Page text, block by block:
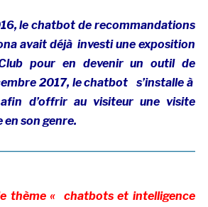
le chatbot de recommandations
avait déjà investi une exposition
pour en devenir un outil de
2017, le chatbot s’installe à
d’offrir au visiteur une visite
son genre.
thème « chatbots et intelligence